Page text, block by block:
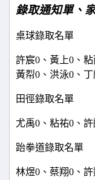
錄取通知單、
桌球錄取名單
許宸0、黃上0、
黃㡂0 、洪泳0、
田徑錄取名單
尤禹0、粘祐0、
跆拳道錄取名單
林煜0、蔡翔0、